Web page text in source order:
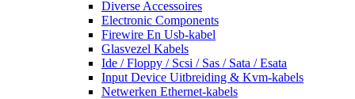
Diverse Accessoires
Electronic Components
Firewire En Usb-kabel
Glasvezel Kabels
Ide / Floppy / Scsi / Sas / Sata / Esata
Input Device Uitbreiding & Kvm-kabels
Netwerken Ethernet-kabels